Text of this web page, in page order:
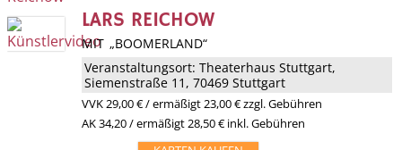
LARS REICHOW
MIT „BOOMERLAND“
Veranstaltungsort:Theaterhaus Stuttgart,
Siemenstraße 11, 70469 Stuttgart
VVK29,00 €/ ermäßigt 23,00 € zzgl. Gebühren
AK 34,20 / ermäßigt 28,50 € inkl. Gebühren